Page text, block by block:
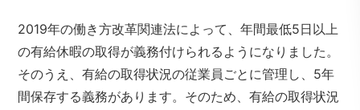
2019年の働き方改革関連法によって、年間最低5日以上
の有給休暇の取得が義務付けられるようになりました。
そのうえ、有給の取得状況の従業員ごとに管理し、5年
間保存する義務があります。そのため、有給の取得状況